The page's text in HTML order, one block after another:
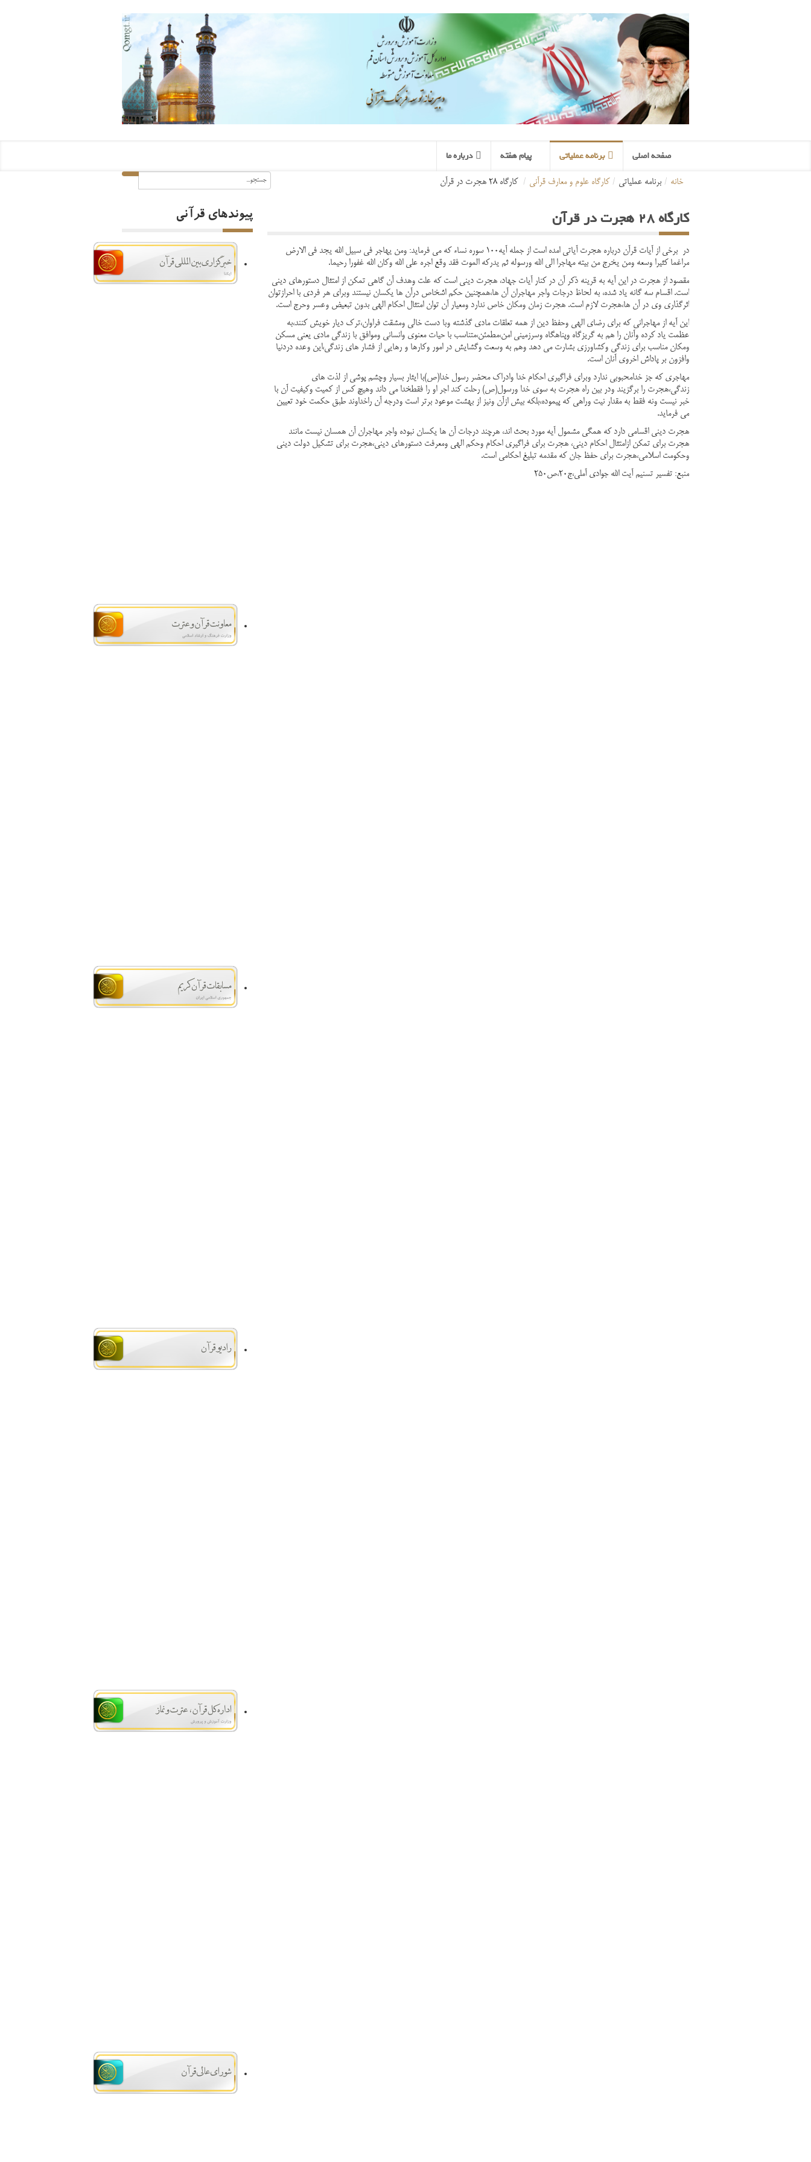
صفحه اصلی برنامه عملیاتی پیام هفته درباره ما
خانه / برنامه عملیاتی / کارگاه علوم و معارف قرآنی / کارگاه 28 هجرت در قرآن
کارگاه 28 هجرت در قرآن
در برخی از آیات قرآن درباره هجرت آیاتی امده است از جمله آیه100 سوره نساء که می فرماید: ومن یهاجر فی سبیل الله یجد فی الارض
مراغما کثیرا وسعه ومن یخرج من بیته مهاجرا الی الله ورسوله ثم یدرکه الموت فقد وقع اجره علی الله وکان الله غفورا رحیما.
مقصود از هجرت در این آیه به قرینه ذکر آن در کنار آیات جهاد، هجرت دینی است که علت وهدف آن گاهی تمکن از امتثال دستورهای دینی
است. اقسام سه گانه یاد شده، به لحاظ درجات واجر مهاجران آن ها،همچنین حکم اشخاص درآن ها یکسان نیستند وبرای هر فردی با احرازتوان
اثرگذاری وی در آن ها،هجرت لازم است. هجرت زمان ومکان خاص ندارد ومعیار آن توان امتثال احکام الهی بدون تبعیض وعسر وحرج است.
این آیه از مهاجرانی که برای رضای الهی وحفظ دین از همه تعلقات مادی گذشته وبا دست خالی ومشقت فراوان،ترک دیار خویش کنند،به
عظمت یاد کرده وآنان را هم به گریزگاه وپناهگاه وسرزمینی امن،مطمئن،متناسب با حیات معنوی وانسانی وموافق با زندگی مادی یعنی مسکن
ومکان مناسب برای زندگی وکشاورزی بشارت می دهد وهم به وسعت وگشایش در امور وکارها و رهایی از فشار های زندگی،این وعده دردنیا
وافزون بر پاداش اخروی آنان است.
مهاجری که جز خدامحبوبی ندارد وبرای فراگیری احکام خدا وادراک محضر رسول خدا(ص)با ایثار بسیار وچشم پوشی از لذت های
زندگی،هجرت را برگزیند ودر بین راه هجرت به سوی خدا ورسول(ص) رحلت کند اجر او را فقطخدا می داند وهیچ کس از کمیت وکیفیت آن با
خبر نیست ونه فقط به مقدار نیت وراهی که پیموده،بلکه بیش ازآن ونیز از بهشت موعود برتر است ودرجه آن راخداوند طبق حکمت خود تعیین
می فرماید.
هجرت دینی اقسامی دارد که همگی مشمول آیه مورد بحث اند، هرچند درجات آن ها یکسان نبوده واجر مهاجران آن همسان نیست مانند
هجرت برای تمکن ازامتثال احکام دینی، هجرت برای فراگیری احکام وحکم الهی ومعرفت دستورهای دینی،هجرت برای تشکیل دولت دینی
وحکومت اسلامی،هجرت برای حفظ جان که مقدمه تبلیغ احکامی است.
منبع: تفسیر تسنیم آیت الله جوادی آملی،ج20،ص250
پیوندهای قرآنی